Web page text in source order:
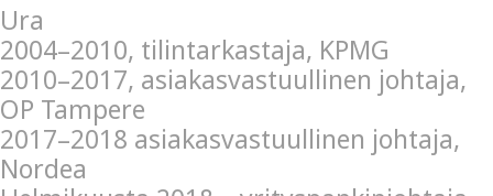
Ura
2004–2010, tilintarkastaja, KPMG
2010–2017, asiakasvastuullinen johtaja,
OP Tampere
2017–2018 asiakasvastuullinen johtaja,
Nordea